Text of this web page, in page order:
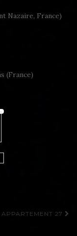
Nazaire, France)
(France)
27